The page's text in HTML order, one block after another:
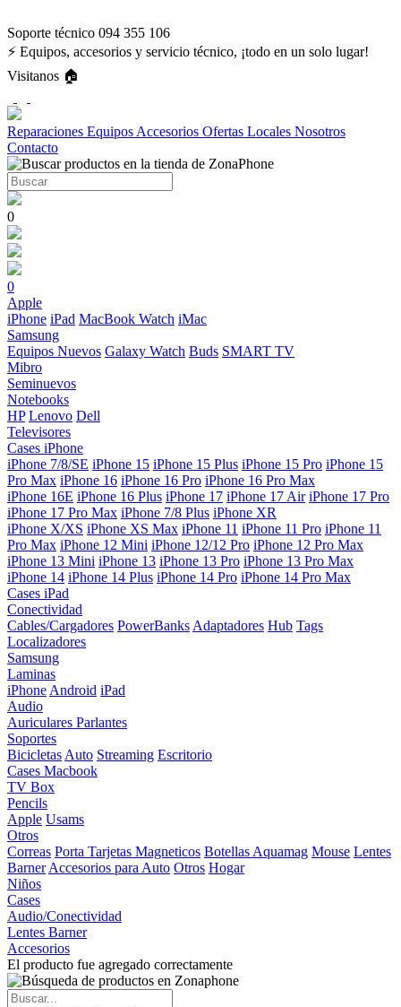
Soporte técnico 094 355 106
⚡ Equipos, accesorios y servicio técnico, ¡todo en un solo lugar!
Visitanos 🏠
Reparaciones Equipos Accesorios Ofertas Locales Nosotros
Contacto
0
0
Apple
iPhone iPad MacBook Watch iMac
Samsung
Equipos Nuevos Galaxy Watch Buds SMART TV
Mibro
Seminuevos
Notebooks
HP Lenovo Dell
Televisores
Cases iPhone
iPhone 7/8/SE iPhone 15 iPhone 15 Plus iPhone 15 Pro iPhone 15
Pro Max iPhone 16 iPhone 16 Pro iPhone 16 Pro Max
iPhone 16E iPhone 16 Plus iPhone 17 iPhone 17 Air iPhone 17 Pro
iPhone 17 Pro Max iPhone 7/8 Plus iPhone XR
iPhone X/XS iPhone XS Max iPhone 11 iPhone 11 Pro iPhone 11
Pro Max iPhone 12 Mini iPhone 12/12 Pro iPhone 12 Pro Max
iPhone 13 Mini iPhone 13 iPhone 13 Pro iPhone 13 Pro Max
iPhone 14 iPhone 14 Plus iPhone 14 Pro iPhone 14 Pro Max
Cases iPad
Conectividad
Cables/Cargadores PowerBanks Adaptadores Hub Tags
Localizadores
Samsung
Laminas
iPhone Android iPad
Audio
Auriculares Parlantes
Soportes
Bicicletas Auto Streaming Escritorio
Cases Macbook
TV Box
Pencils
Apple Usams
Otros
Correas Porta Tarjetas Magneticos Botellas Aquamag Mouse Lentes
Barner Accesorios para Auto Otros Hogar
Niños
Cases
Audio/Conectividad
Lentes Barner
Accesorios
El producto fue agregado correctamente